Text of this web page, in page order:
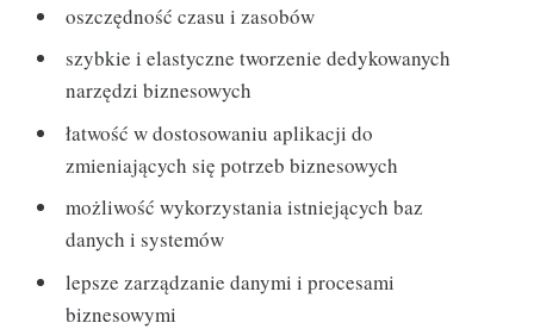
oszczędność czasu i zasobów
szybkie i elastyczne tworzenie dedykowanych
narzędzi biznesowych
łatwość w dostosowaniu aplikacji do
zmieniających się potrzeb biznesowych
możliwość wykorzystania istniejących baz
danych i systemów
lepsze zarządzanie danymi i procesami
biznesowymi